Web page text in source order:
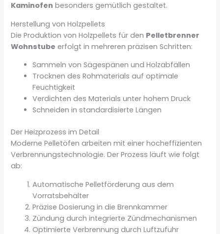
Kaminofen besonders gemütlich gestaltet.
Herstellung von Holzpellets
Die Produktion von Holzpellets für den Pelletbrenner
Wohnstube erfolgt in mehreren präzisen Schritten:
Sammeln von Sägespänen und Holzabfällen
Trocknen des Rohmaterials auf optimale
Feuchtigkeit
Verdichten des Materials unter hohem Druck
Schneiden in standardisierte Längen
Der Heizprozess im Detail
Moderne Pelletöfen arbeiten mit einer hocheffizienten
Verbrennungstechnologie. Der Prozess läuft wie folgt
ab:
Automatische Pelletförderung aus dem
Vorratsbehälter
Präzise Dosierung in die Brennkammer
Zündung durch integrierte Zündmechanismen
Optimierte Verbrennung durch Luftzufuhr